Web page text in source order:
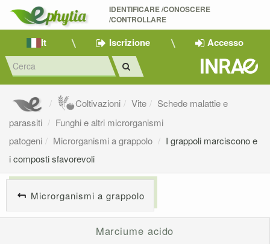
IDENTIFICARE /CONOSCERE
/CONTROLLARE
It Iscrizione Accesso
Coltivazioni Vite
Schede malattie e
parassiti
Funghi e altri microrganismi
patogeni
Microrganismi a grappolo
I grappoli marciscono e
i composti sfavorevoli
Microrganismi a grappolo
Marciume acido